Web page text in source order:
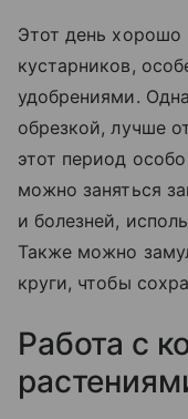
Этот день хорошо
кустарников,
удобрениями.
обрезкой, лучше
этот период
можно заняться
и болезней,
Также можно
круги, чтобы
Работа с